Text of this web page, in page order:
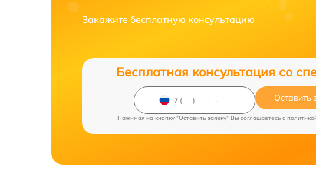
Закажите бесплатную консультацию
Бесплатная консультация со
Оставить
Нажимая на кнопку "Оставить заявку" Вы соглашаетесь c